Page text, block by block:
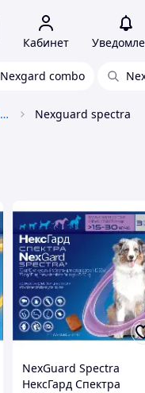
Кабинет
Nexgard combo
Антипаразитарные препараты для животных Nexguard spectra
NexGuard Spectra
НексГард Спектра